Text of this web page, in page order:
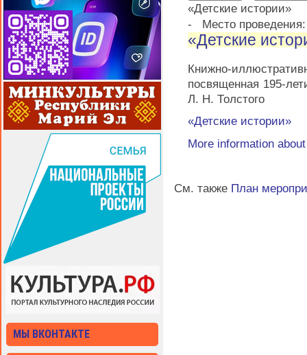
МЫ ВКОНТАКТЕ
«Детские истории»
-
Место
«Детские
Книжно-
посвященная 195-
Л. Н. Толстого
«Детские истории»
More information
См. также План